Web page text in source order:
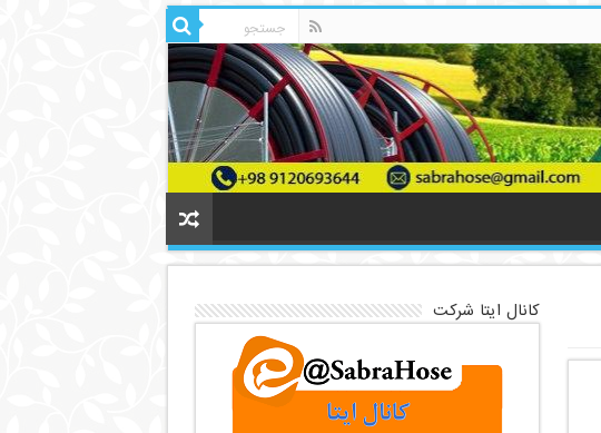
کانال ایتا شرکت